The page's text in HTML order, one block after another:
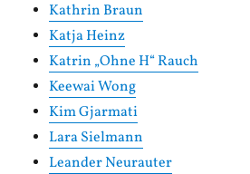
Kathrin Braun
Katja Heinz
Katrin „Ohne H“ Rauch
Keewai Wong
Kim Gjarmati
Lara Sielmann
Leander Neurauter